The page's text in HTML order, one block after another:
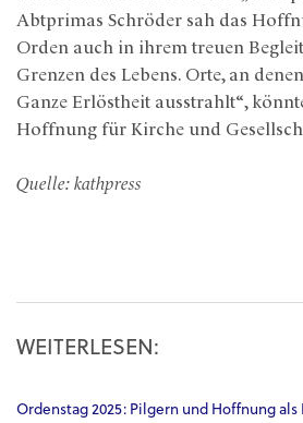
Abtprimas Schröder sah das
Orden auch in ihrem treuen
Grenzen des Lebens. Orte, an
Ganze Erlöstheit ausstrahlt“,
Hoffnung für Kirche und
Quelle: kathpress
WEITERLESEN:
Ordenstag 2025: Pilgern und Hoffnung